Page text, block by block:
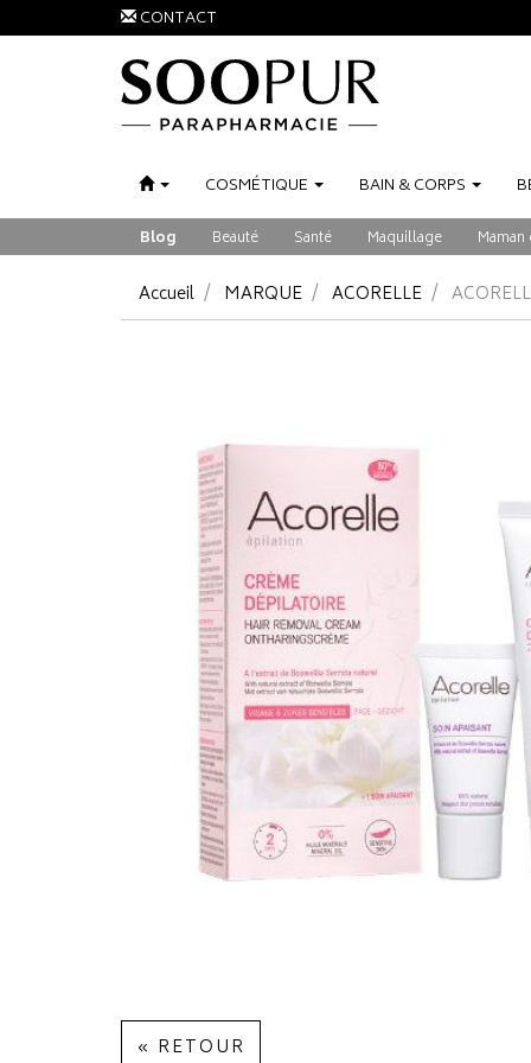
CONTACT
COSMÉTIQUE BAIN &CORPS
Blog Beauté Santé Maquillage
Accueil MARQUE ACORELLE
« RETOUR